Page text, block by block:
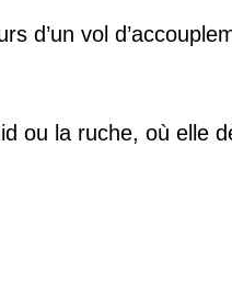
d’un vol
ou la ruche, où elle